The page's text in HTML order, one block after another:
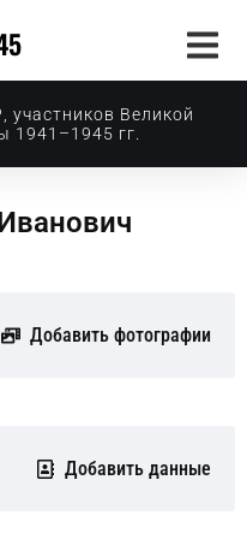
участников Великой
1941–1945 гг.
Добавить фотографии
Добавить данные